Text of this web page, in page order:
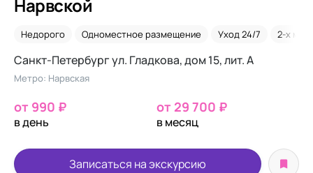
Нарвской
Недорого Одноместное размещение Уход 24/7 2-х
Санкт-Петербург ул. Гладкова, дом 15, лит. А
Метро: Нарвская
от 990 ₽
в день
от 29 700 ₽
в месяц
Записаться на экскурсию